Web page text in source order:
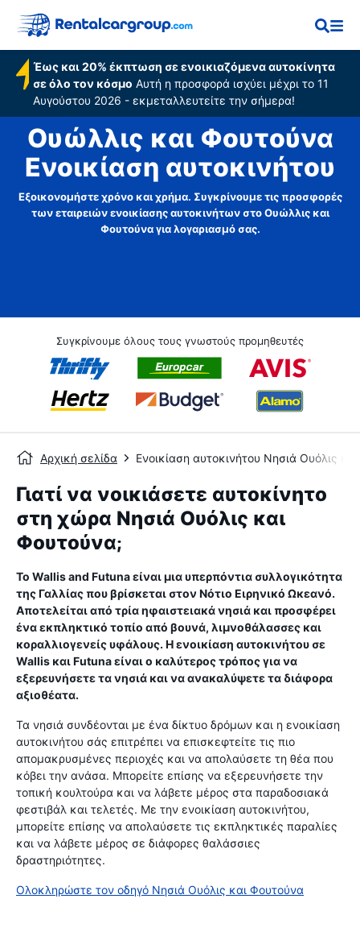
Έως και 20% έκπτωση σε ενοικιαζόμενα αυτοκίνητα
σε όλο τον κόσμο Αυτή η προσφορά ισχύει μέχρι το 11
Αυγούστου 2026 - εκμεταλλευτείτε την σήμερα!
Ουώλλις και Φουτούνα
Ενοικίαση αυτοκινήτου
Εξοικονομήστε χρόνο και χρήμα. Συγκρίνουμε τις προσφορές
των εταιρειών ενοικίασης αυτοκινήτων στο Ουώλλις και
Φουτούνα για λογαριασμό σας.
Συγκρίνουμε όλους τους γνωστούς προμηθευτές
Αρχική σελίδα Ενοικίαση αυτοκινήτου Νησιά Ουόλις
Γιατί να νοικιάσετε αυτοκίνητο
στη χώρα Νησιά Ουόλις και
Φουτούνα;
Το Wallis and Futuna είναι μια υπερπόντια συλλογικότητα
της Γαλλίας που βρίσκεται στον Νότιο Ειρηνικό Ωκεανό.
Αποτελείται από τρία ηφαιστειακά νησιά και προσφέρει
ένα εκπληκτικό τοπίο από βουνά, λιμνοθάλασσες και
κοραλλιογενείς υφάλους. Η ενοικίαση αυτοκινήτου σε
Wallis και Futuna είναι ο καλύτερος τρόπος για να
εξερευνήσετε τα νησιά και να ανακαλύψετε τα διάφορα
αξιοθέατα.
Τα νησιά συνδέονται με ένα δίκτυο δρόμων και η ενοικίαση
αυτοκινήτου σάς επιτρέπει να επισκεφτείτε τις πιο
απομακρυσμένες περιοχές και να απολαύσετε τη θέα που
κόβει την ανάσα. Μπορείτε επίσης να εξερευνήσετε την
τοπική κουλτούρα και να λάβετε μέρος στα παραδοσιακά
φεστιβάλ και τελετές. Με την ενοικίαση αυτοκινήτου,
μπορείτε επίσης να απολαύσετε τις εκπληκτικές παραλίες
και να λάβετε μέρος σε διάφορες θαλάσσιες
δραστηριότητες.
Ολοκληρώστε τον οδηγό Νησιά Ουόλις και Φουτούνα